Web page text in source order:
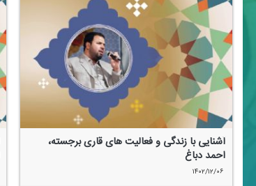
آشنایی با زندگی و فعالیت های قاری برجسته،
احمد دباغ
۱۴۰۲/۱۲/۰۶